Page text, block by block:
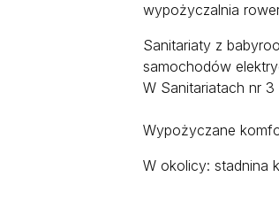
wypożyczalnia
Sanitariaty z
samochodów
W Sanitariatach nr
Wypożyczane
W okolicy: stadnina